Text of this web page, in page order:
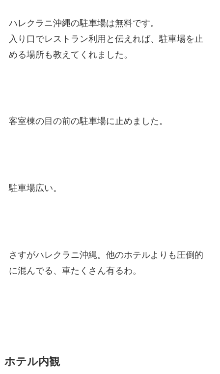
ハレクラニ沖縄の駐車場は無料です。
入り口でレストラン利用と伝えれば、駐車場を止
める場所も教えてくれました。
客室棟の目の前の駐車場に止めました。
駐車場広い。
さすがハレクラニ沖縄。他のホテルよりも圧倒的
に混んでる、車たくさん有るわ。
ホテル内観